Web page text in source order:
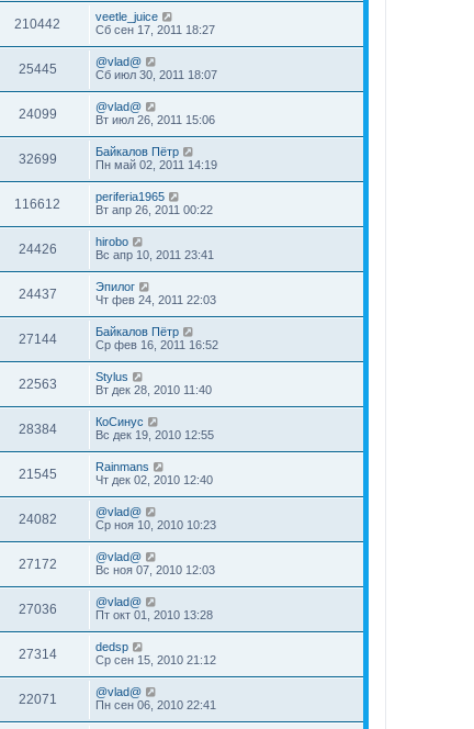
210442
veetle_juice
Сб сен 17, 2011 18:27
25445
@vlad@
Сб июл 30, 2011 18:07
24099
@vlad@
Вт июл 26, 2011 15:06
32699
Байкалов Пётр
Пн май 02, 2011 14:19
116612
periferia1965
Вт апр 26, 2011 00:22
24426
hirobo
Вс апр 10, 2011 23:41
24437
Эпилог
Чт фев 24, 2011 22:03
27144
Байкалов Пётр
Ср фев 16, 2011 16:52
22563
Stylus
Вт дек 28, 2010 11:40
28384
КоСинус
Вс дек 19, 2010 12:55
21545
Rainmans
Чт дек 02, 2010 12:40
24082
@vlad@
Ср ноя 10, 2010 10:23
27172
@vlad@
Вс ноя 07, 2010 12:03
27036
@vlad@
Пт окт 01, 2010 13:28
27314
dedsp
Ср сен 15, 2010 21:12
22071
@vlad@
Пн сен 06, 2010 22:41